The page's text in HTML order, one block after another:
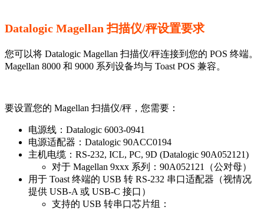
Datalogic Magellan 扫描仪/秤设置要求
您可以将 Datalogic Magellan 扫描仪/秤连接到您的 POS 终端。
Magellan 8000 和 9000 系列设备均与 Toast POS 兼容。
要设置您的 Magellan 扫描仪/秤，您需要：
电源线：Datalogic 6003-0941
电源适配器：Datalogic 90ACC0194
主机电缆：RS-232, ICL, PC, 9D (Datalogic 90A052121)
对于 Magellan 9xxx 系列：90A052121（公对母）
用于 Toast 终端的 USB 转 RS-232 串口适配器（视情况
提供 USB-A 或 USB-C 接口）
支持的 USB 转串口芯片组：